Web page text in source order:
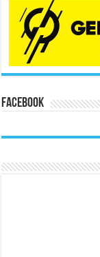
Facebook